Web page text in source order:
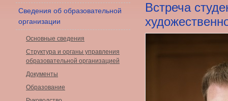
Сведения об образовательной
организации
Основные сведения
Структура и органы управления
образовательной организацией
Документы
Образование
Встреча